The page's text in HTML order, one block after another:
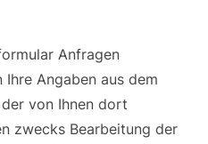
Anfragen
Angaben aus dem
von Ihnen dort
zwecks Bearbeitung der